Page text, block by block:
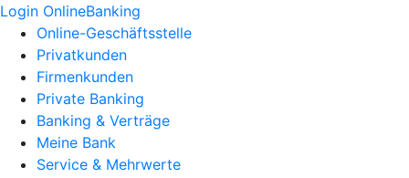
Login OnlineBanking
Online-Geschäftsstelle
Privatkunden
Firmenkunden
Private Banking
Banking & Verträge
Meine Bank
Service & Mehrwerte